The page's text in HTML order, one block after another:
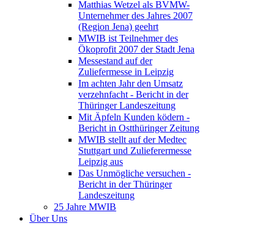
Matthias Wetzel als BVMW-
Unternehmer des Jahres 2007
(Region Jena) geehrt
MWIB ist Teilnehmer des
Ökoprofit 2007 der Stadt Jena
Messestand auf der
Zuliefermesse in Leipzig
Im achten Jahr den Umsatz
verzehnfacht - Bericht in der
Thüringer Landeszeitung
Mit Äpfeln Kunden ködern -
Bericht in Ostthüringer Zeitung
MWIB stellt auf der Medtec
Stuttgart und Zulieferermesse
Leipzig aus
Das Unmögliche versuchen -
Bericht in der Thüringer
Landeszeitung
25 Jahre MWIB
Über Uns